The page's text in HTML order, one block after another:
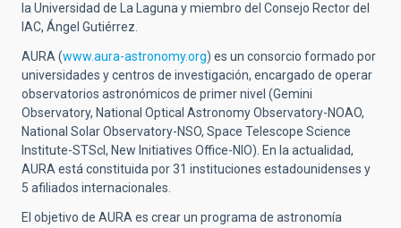
la Universidad de La Laguna y miembro del Consejo Rector del
IAC, Ángel Gutiérrez.
AURA (www.aura-astronomy.org) es un consorcio formado por
universidades y centros de investigación, encargado de operar
observatorios astronómicos de primer nivel (Gemini
Observatory, National Optical Astronomy Observatory-NOAO,
National Solar Observatory-NSO, Space Telescope Science
Institute-STScI, New Initiatives Office-NIO). En la actualidad,
AURA está constituida por 31 instituciones estadounidenses y
5 afiliados internacionales.
El objetivo de AURA es crear un programa de astronomía